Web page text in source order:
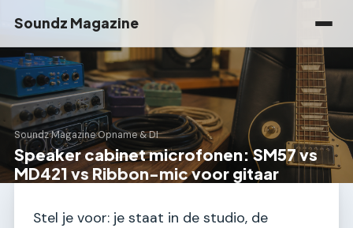
Soundz Magazine
Soundz Magazine›Opname & DI
Speaker cabinet microfonen: SM57 vs
MD421 vs Ribbon-mic voor gitaar
Stel je voor: je staat in de studio, de